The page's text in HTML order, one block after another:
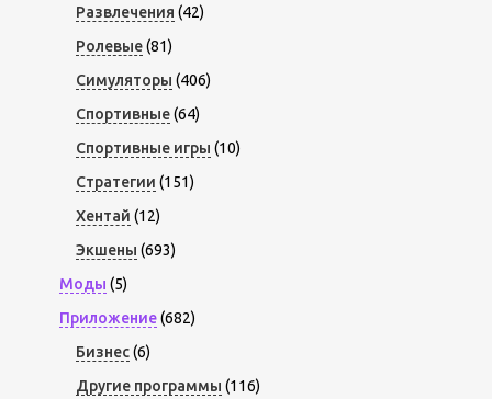
Развлечения (42)
Ролевые(81)
Симуляторы (406)
Спортивные(64)
Спортивные игры (10)
Стратегии (151)
Хентай (12)
Экшены (693)
Моды (5)
Приложение(682)
Бизнес(6)
Другие программы (116)